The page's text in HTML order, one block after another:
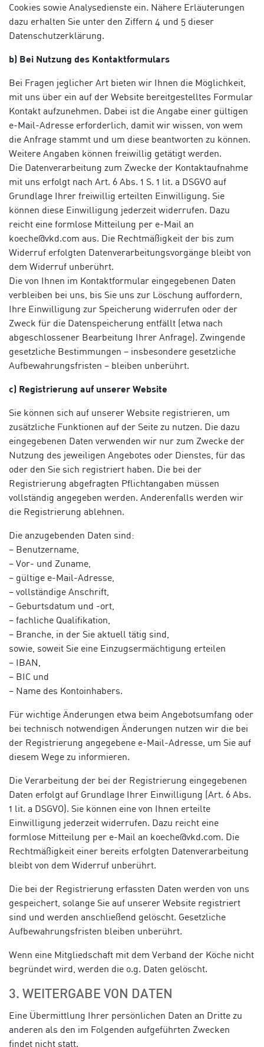
Cookies sowie Analysedienste ein. Nähere Erläuterungen
dazu erhalten Sie unter den Ziffern 4 und 5 dieser
Datenschutzerklärung.
b) Bei Nutzung des Kontaktformulars
Bei Fragen jeglicher Art bieten wir Ihnen die Möglichkeit,
mit uns über ein auf der Website bereitgestelltes Formular
Kontakt aufzunehmen. Dabei ist die Angabe einer gültigen
e-Mail-Adresse erforderlich, damit wir wissen, von wem
die Anfrage stammt und um diese beantworten zu können.
Weitere Angaben können freiwillig getätigt werden.
Die Datenverarbeitung zum Zwecke der Kontaktaufnahme
mit uns erfolgt nach Art. 6 Abs. 1 S. 1 lit. a DSGVO auf
Grundlage Ihrer freiwillig erteilten Einwilligung. Sie
können diese Einwilligung jederzeit widerrufen. Dazu
reicht eine formlose Mitteilung per e-Mail an
koeche@vkd.com aus. Die Rechtmäßigkeit der bis zum
Widerruf erfolgten Datenverarbeitungsvorgänge bleibt von
dem Widerruf unberührt.
Die von Ihnen im Kontaktformular eingegebenen Daten
verbleiben bei uns, bis Sie uns zur Löschung auffordern,
Ihre Einwilligung zur Speicherung widerrufen oder der
Zweck für die Datenspeicherung entfällt (etwa nach
abgeschlossener Bearbeitung Ihrer Anfrage). Zwingende
gesetzliche Bestimmungen – insbesondere gesetzliche
Aufbewahrungsfristen – bleiben unberührt.
c) Registrierung auf unserer Website
Sie können sich auf unserer Website registrieren, um
zusätzliche Funktionen auf der Seite zu nutzen. Die dazu
eingegebenen Daten verwenden wir nur zum Zwecke der
Nutzung des jeweiligen Angebotes oder Dienstes, für das
oder den Sie sich registriert haben. Die bei der
Registrierung abgefragten Pflichtangaben müssen
vollständig angegeben werden. Anderenfalls werden wir
die Registrierung ablehnen.
Die anzugebenden Daten sind:
– Benutzername,
– Vor- und Zuname,
– gültige e-Mail-Adresse,
– vollständige Anschrift,
– Geburtsdatum und -ort,
– fachliche Qualifikation,
– Branche, in der Sie aktuell tätig sind,
sowie, soweit Sie eine Einzugsermächtigung erteilen
– IBAN,
– BIC und
– Name des Kontoinhabers.
Für wichtige Änderungen etwa beim Angebotsumfang oder
bei technisch notwendigen Änderungen nutzen wir die bei
der Registrierung angegebene e-Mail-Adresse, um Sie auf
diesem Wege zu informieren.
Die Verarbeitung der bei der Registrierung eingegebenen
Daten erfolgt auf Grundlage Ihrer Einwilligung (Art. 6 Abs.
1 lit. a DSGVO). Sie können eine von Ihnen erteilte
Einwilligung jederzeit widerrufen. Dazu reicht eine
formlose Mitteilung per e-Mail an koeche@vkd.com. Die
Rechtmäßigkeit einer bereits erfolgten Datenverarbeitung
bleibt von dem Widerruf unberührt.
Die bei der Registrierung erfassten Daten werden von uns
gespeichert, solange Sie auf unserer Website registriert
sind und werden anschließend gelöscht. Gesetzliche
Aufbewahrungsfristen bleiben unberührt.
Wenn eine Mitgliedschaft mit dem Verband der Köche nicht
begründet wird, werden die o.g. Daten gelöscht.
3. WEITERGABE VON DATEN
Eine Übermittlung Ihrer persönlichen Daten an Dritte zu
anderen als den im Folgenden aufgeführten Zwecken
findet nicht statt.